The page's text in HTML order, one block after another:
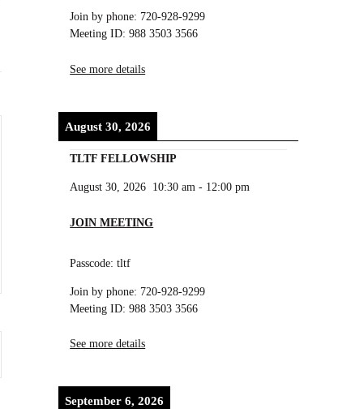
Join by phone: 720-928-9299
Meeting ID: 988 3503 3566
See more details
August 30, 2026
TLTF FELLOWSHIP
August 30, 2026 10:30 am - 12:00 pm
JOIN MEETING
Passcode: tltf
Join by phone: 720-928-9299
Meeting ID: 988 3503 3566
See more details
September 6, 2026